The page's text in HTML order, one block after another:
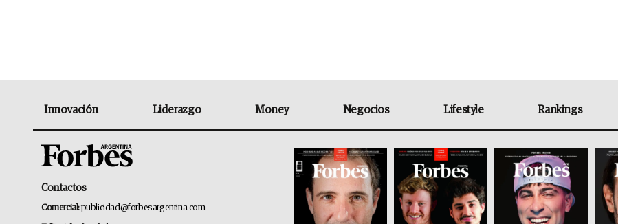
Innovación Liderazgo Money Negocios Lifestyle Rankings
Contactos
Comercial:publicidad@forbesargentina.com